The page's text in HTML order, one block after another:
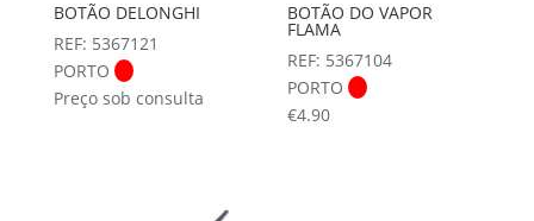
BOTÃO DELONGHI
REF: 5367121
PORTO
Preço sob consulta
BOTÃO DO VAPOR
FLAMA
REF: 5367104
PORTO
€4.90